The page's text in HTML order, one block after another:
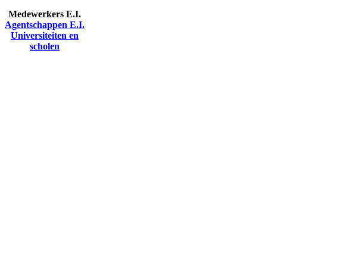
Medewerkers E.I.
Agentschappen E.I.
Universiteiten en
scholen